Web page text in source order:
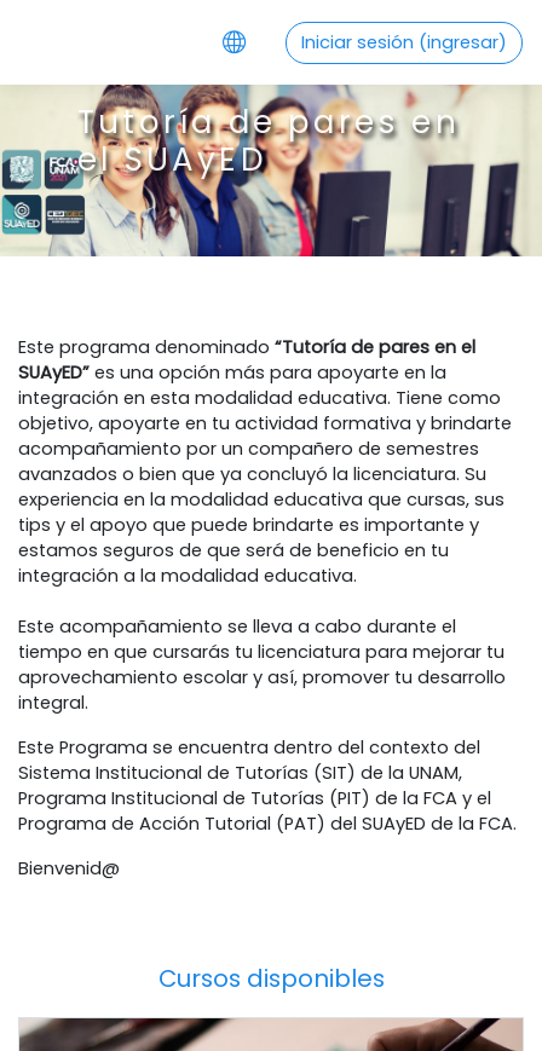
Iniciar sesión (ingresar)
Tutoría de pares en
el SUAyED
Este programa denominado “Tutoría de pares en el
SUAyED” es una opción más para apoyarte en la
integración en esta modalidad educativa. Tiene como
objetivo, apoyarte en tu actividad formativa y brindarte
acompañamiento por un compañero de semestres
avanzados o bien que ya concluyó la licenciatura. Su
experiencia en la modalidad educativa que cursas, sus
tips y el apoyo que puede brindarte es importante y
estamos seguros de que será de beneficio en tu
integración a la modalidad educativa.
Este acompañamiento se lleva a cabo durante el
tiempo en que cursarás tu licenciatura para mejorar tu
aprovechamiento escolar y así, promover tu desarrollo
integral.
Este Programa se encuentra dentro del contexto del
Sistema Institucional de Tutorías (SIT) de la UNAM,
Programa Institucional de Tutorías (PIT) de la FCA y el
Programa de Acción Tutorial (PAT) del SUAyED de la FCA.
Bienvenid@
Cursos disponibles